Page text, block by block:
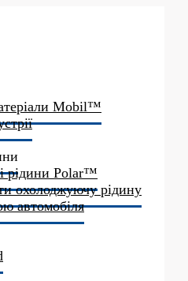
Mobil™
рідини Polar™
охолоджуючу рідину
автомобіля